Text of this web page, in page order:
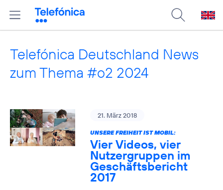
Telefónica Deutschland News
zum Thema #o2 2024
21. März 2018
UNSERE FREIHEIT IST MOBIL:
Vier Videos, vier
Nutzergruppen im
Geschäftsbericht
2017